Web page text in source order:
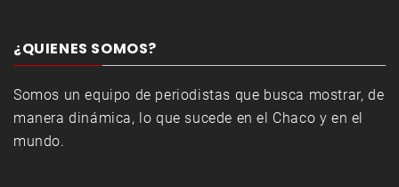
¿QUIENES SOMOS?
Somos un equipo de periodistas que busca mostrar, de
manera dinámica, lo que sucede en el Chaco y en el
mundo.